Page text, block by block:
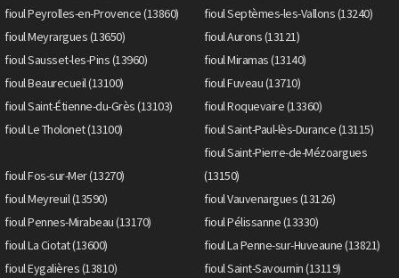
fioul Peyrolles-en-Provence (13860)
fioul Septèmes-les-Vallons (13240)
fioul Meyrargues (13650)
fioul Aurons (13121)
fioul Sausset-les-Pins (13960)
fioul Miramas (13140)
fioul Beaurecueil (13100)
fioul Fuveau (13710)
fioul Saint-Étienne-du-Grès (13103)
fioul Roquevaire (13360)
fioul Le Tholonet (13100)
fioul Saint-Paul-lès-Durance (13115)
fioul Fos-sur-Mer (13270)
fioul Saint-Pierre-de-Mézoargues
(13150)
fioul Meyreuil (13590)
fioul Vauvenargues (13126)
fioul Pennes-Mirabeau (13170)
fioul Pélissanne (13330)
fioul La Ciotat (13600)
fioul La Penne-sur-Huveaune (13821)
fioul Eygalières (13810)
fioul Saint-Savournin (13119)